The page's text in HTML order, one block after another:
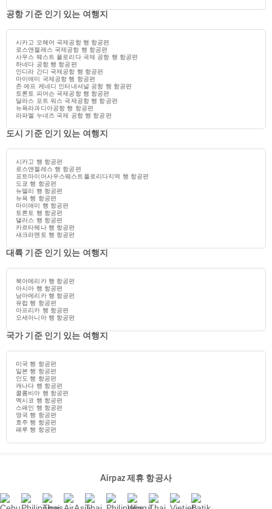
공항 기준 인기 있는 여행지
시카고 오헤어 국제공항 행 항공편
로스앤젤레스 국제공항 행 항공편
사우스 웨스트 플로리다 국제 공항 행 항공편
하네다 공항 행 항공편
인디라 간디 국제공항 행 항공편
마이애미 국제공항 행 항공편
존 에프 케네디 인터내셔널 공항 행 항공편
토론토 피어슨 국제공항 행 항공편
달라스 포트 워스 국제공항 행 항공편
뉴욕라과디아공항 행 항공편
라파엘 누네즈 국제 공항 행 항공편
도시 기준 인기 있는 여행지
시카고 행 항공편
로스앤젤레스 행 항공편
포트마이어사우스웨스트플로리다지역 행 항공편
도쿄 행 항공편
뉴델리 행 항공편
뉴욕 행 항공편
마이애미 행 항공편
토론토 행 항공편
댈러스 행 항공편
카르타헤나 행 항공편
새크라멘토 행 항공편
대륙 기준 인기 있는 여행지
북아메리카 행 항공편
아시아 행 항공편
남아메리카 행 항공편
유럽 행 항공편
아프리카 행 항공편
오세아니아 행 항공편
국가 기준 인기 있는 여행지
미국 행 항공편
일본 행 항공편
인도 행 항공편
캐나다 행 항공편
콜롬비아 행 항공편
멕시코 행 항공편
스페인 행 항공편
영국 행 항공편
호주 행 항공편
페루 행 항공편
Airpaz 제휴 항공사